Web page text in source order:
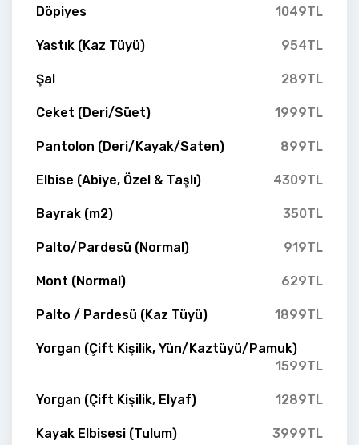
Döpiyes 1049TL
Yastık (Kaz Tüyü) 954TL
Şal 289TL
Ceket (Deri/Süet) 1999TL
Pantolon (Deri/Kayak/Saten) 899TL
Elbise (Abiye, Özel & Taşlı) 4309TL
Bayrak (m2) 350TL
Palto/Pardesü (Normal) 919TL
Mont (Normal) 629TL
Palto / Pardesü (Kaz Tüyü) 1899TL
Yorgan (Çift Kişilik, Yün/Kaztüyü/Pamuk)
1599TL
Yorgan (Çift Kişilik, Elyaf) 1289TL
Kayak Elbisesi (Tulum) 3999TL